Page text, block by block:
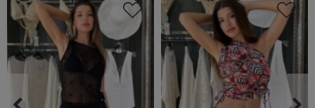
* Нижня частина рукава доповнена застібками на матові
золотисті кнопки та функціональним розрізом, який можна
регулювати за потребою.
* Спереду розташовані прорізні кишені на блискавці.
* На грудях фірмовий логотип, а на верхній частині спини -
об'ємна нашивка з логотипом бренду.
* Штани Голдберг з широкими штанинами.